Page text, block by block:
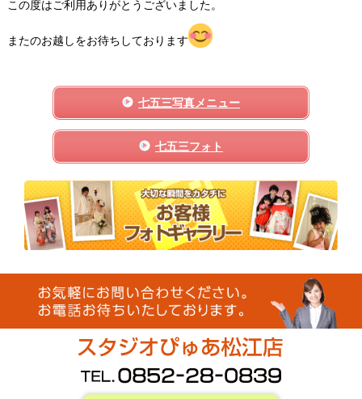
この度はご利用ありがとうございました。
またのお越しをお待ちしております
七五三写真メニュー
七五三フォト